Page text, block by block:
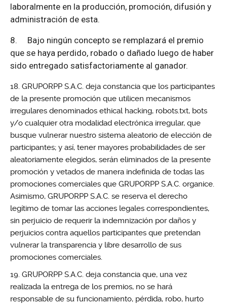
laboralmente en la producción, promoción, difusión y
administración de esta.
8. Bajo ningún concepto se remplazará el premio
que se haya perdido, robado o dañado luego de haber
sido entregado satisfactoriamente al ganador.
GRUPORPP S.A.C. deja constancia que los participantes
de la presente promoción que utilicen mecanismos
irregulares denominados ethical hacking, robots.txt, bots
y/o cualquier otra modalidad electrónica irregular, que
busque vulnerar nuestro sistema aleatorio de elección de
participantes; y así, tener mayores probabilidades de ser
aleatoriamente elegidos, serán eliminados de la presente
promoción y vetados de manera indefinida de todas las
promociones comerciales que GRUPORPP S.A.C. organice.
Asimismo, GRUPORPP S.A.C. se reserva el derecho
legítimo de tomar las acciones legales correspondientes,
sin perjuicio de requerir la indemnización por daños y
perjuicios contra aquellos participantes que pretendan
vulnerar la transparencia y libre desarrollo de sus
promociones comerciales.
GRUPORPP S.A.C. deja constancia que, una vez
realizada la entrega de los premios, no se hará
responsable de su funcionamiento, pérdida, robo, hurto